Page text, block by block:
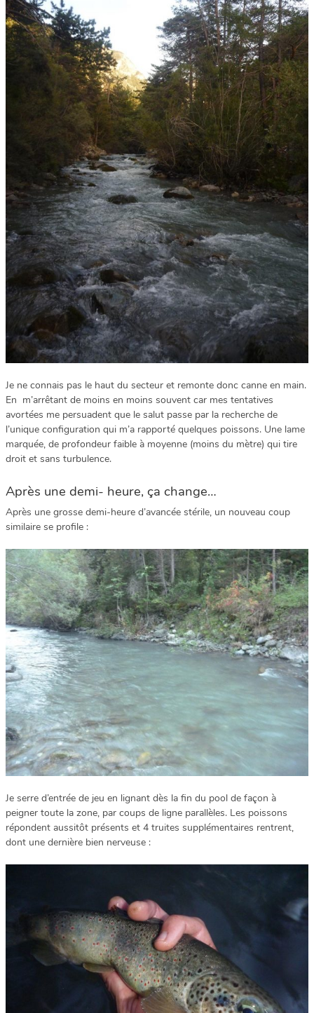
Je ne connais pas le haut du secteur et remonte donc canne en main.
En m’arrêtant de moins en moins souvent car mes tentatives
avortées me persuadent que le salut passe par la recherche de
l’unique configuration qui m’a rapporté quelques poissons. Une lame
marquée, de profondeur faible à moyenne (moins du mètre) qui tire
droit et sans turbulence.
Après une demi- heure, ça change…
Après une grosse demi-heure d’avancée stérile, un nouveau coup
similaire se profile :
Je serre d’entrée de jeu en lignant dès la fin du pool de façon à
peigner toute la zone, par coups de ligne parallèles. Les poissons
répondent aussitôt présents et 4 truites supplémentaires rentrent,
dont une dernière bien nerveuse :